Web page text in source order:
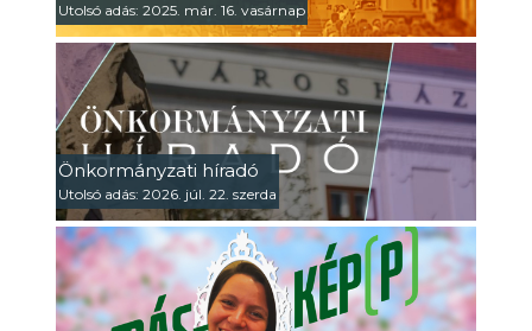
Utolsó adás: 2025. már. 16. vasárnap
Önkormányzati híradó
Utolsó adás: 2026. júl. 22. szerda